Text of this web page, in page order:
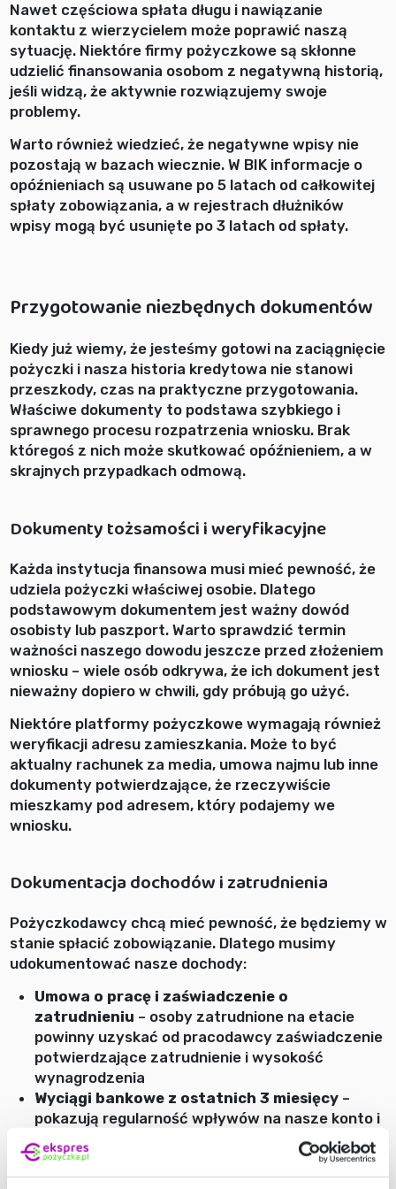
Nawet częściowa spłata długu i nawiązanie
kontaktu z wierzycielem może poprawić naszą
sytuację. Niektóre firmy pożyczkowe są skłonne
udzielić finansowania osobom z negatywną historią,
jeśli widzą, że aktywnie rozwiązujemy swoje
problemy.
Warto również wiedzieć, że negatywne wpisy nie
pozostają w bazach wiecznie. W BIK informacje o
opóźnieniach są usuwane po 5 latach od całkowitej
spłaty zobowiązania, a w rejestrach dłużników
wpisy mogą być usunięte po 3 latach od spłaty.
Przygotowanie niezbędnych dokumentów
Kiedy już wiemy, że jesteśmy gotowi na zaciągnięcie
pożyczki i nasza historia kredytowa nie stanowi
przeszkody, czas na praktyczne przygotowania.
Właściwe dokumenty to podstawa szybkiego i
sprawnego procesu rozpatrzenia wniosku. Brak
któregoś z nich może skutkować opóźnieniem, a w
skrajnych przypadkach odmową.
Dokumenty tożsamości i weryfikacyjne
Każda instytucja finansowa musi mieć pewność, że
udziela pożyczki właściwej osobie. Dlatego
podstawowym dokumentem jest ważny dowód
osobisty lub paszport. Warto sprawdzić termin
ważności naszego dowodu jeszcze przed złożeniem
wniosku – wiele osób odkrywa, że ich dokument jest
nieważny dopiero w chwili, gdy próbują go użyć.
Niektóre platformy pożyczkowe wymagają również
weryfikacji adresu zamieszkania. Może to być
aktualny rachunek za media, umowa najmu lub inne
dokumenty potwierdzające, że rzeczywiście
mieszkamy pod adresem, który podajemy we
wniosku.
Dokumentacja dochodów i zatrudnienia
Pożyczkodawcy chcą mieć pewność, że będziemy w
stanie spłacić zobowiązanie. Dlatego musimy
udokumentować nasze dochody:
Umowa o pracę i zaświadczenie o
zatrudnieniu – osoby zatrudnione na etacie
powinny uzyskać od pracodawcy zaświadczenie
potwierdzające zatrudnienie i wysokość
wynagrodzenia
Wyciągi bankowe z ostatnich 3 miesięcy–
pokazują regularność wpływów na nasze konto i
mogą zastąpić inne dokumenty, szczególnie
przy weryfikacji przez Kontomatik
PIT za poprzedni rok– przydatny zwłaszcza